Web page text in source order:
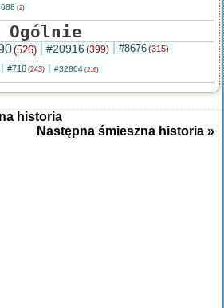
(2)
Ogólnie
(526) #20916 (399) #8676(315)
#716 (243) #32804 (216)
historia
Następna śmieszna historia »